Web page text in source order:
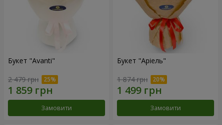
Букет "Avanti"
2 479 грн
Замовити
Букет "Аріель"
1 874 грн
Замовити